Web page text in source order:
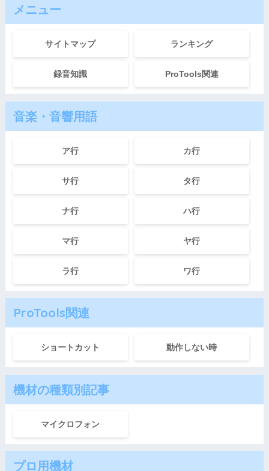
メニュー
サイトマップ ランキング
録音知識 ProTools関連
音楽・音響用語
ア行 カ行
サ行 タ行
ナ行 ハ行
マ行 ヤ行
ラ行 ワ行
ProTools関連
ショートカット 動作しない時
機材の種類別記事
マイクロフォン
プロ用機材